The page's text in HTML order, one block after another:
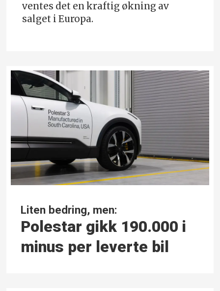
ventes det en kraftig økning av
salget i Europa.
Liten bedring, men:
Polestar gikk 190.000 i
minus per leverte bil